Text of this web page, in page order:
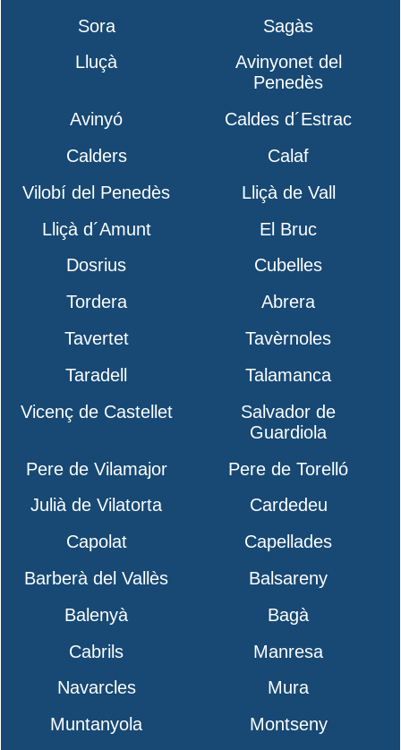
Sora
Sagàs
Lluçà
Avinyonet del
Penedès
Avinyó
Caldes d´Estrac
Calders
Calaf
Vilobí del Penedès
Lliçà de Vall
Lliçà d´Amunt
El Bruc
Dosrius
Cubelles
Tordera
Abrera
Tavertet
Tavèrnoles
Taradell
Talamanca
Vicenç de Castellet
Salvador de
Guardiola
Pere de Vilamajor
Pere de Torelló
Julià de Vilatorta
Cardedeu
Capolat
Capellades
Barberà del Vallès
Balsareny
Balenyà
Bagà
Cabrils
Manresa
Navarcles
Mura
Muntanyola
Montseny